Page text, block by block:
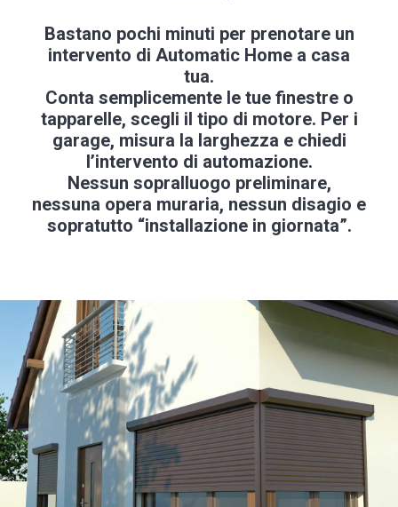
Bastano pochi minuti per prenotare un
intervento di Automatic Home a casa
tua.
Conta semplicemente le tue finestre o
tapparelle, scegli il tipo di motore. Per i
garage, misura la larghezza e chiedi
l’intervento di automazione.
Nessun sopralluogo preliminare,
nessuna opera muraria, nessun disagio e
sopratutto “installazione in giornata”.